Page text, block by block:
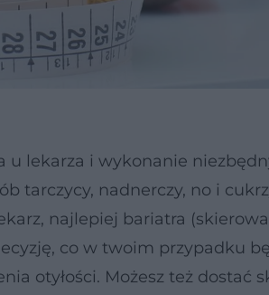
lekarza i wykonanie
tarczycy, nadnerczy, no i
najlepiej bariatra
co w twoim przypadku
otyłości. Możesz też dostać